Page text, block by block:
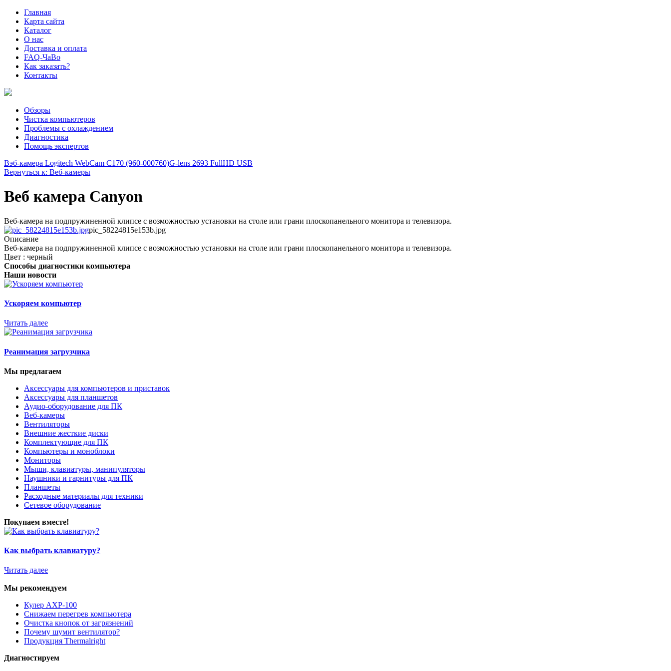
Главная
Карта сайта
Каталог
О нас
Доставка и оплата
FAQ-ЧаВо
Как заказать?
Контакты
Обзоры
Чистка компьютеров
Проблемы с охлаждением
Диагностика
Помощь экспертов
Вэб-камера Logitech WebCam C170 (960-000760)G-lens 2693 FullHD USB
Вернуться к: Веб-камеры
Веб камера Canyon
Веб-камера на подпружиненной клипсе с возможностью установки на столе или грани плоскопанельного монитора и телевизора.
pic_58224815e153b.jpg
Описание
Веб-камера на подпружиненной клипсе с возможностью установки на столе или грани плоскопанельного монитора и телевизора.
Цвет : черный
Способы диагностики компьютера
Наши новости
Ускоряем компьютер
Читать далее
Реанимация загрузчика
Мы предлагаем
Аксессуары для компьютеров и приставок
Аксессуары для планшетов
Аудио-оборудование для ПК
Веб-камеры
Вентиляторы
Внешние жесткие диски
Комплектующие для ПК
Компьютеры и моноблоки
Мониторы
Мыши, клавиатуры, манипуляторы
Наушники и гарнитуры для ПК
Планшеты
Расходные материалы для техники
Сетевое оборудование
Покупаем вместе!
Как выбрать клавиатуру?
Читать далее
Мы рекомендуем
Кулер AXP-100
Снижаем перегрев компьютера
Очистка кнопок от загрязнений
Почему шумит вентилятор?
Продукция Thermalright
Диагностируем